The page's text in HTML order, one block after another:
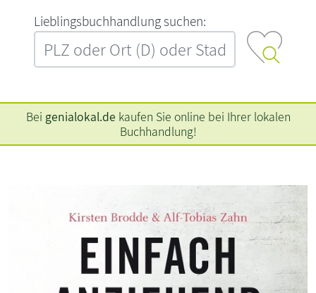
L‍i‍e‍b‍l‍i‍n‍g‍s‍b‍u‍c‍h‍h‍a‍n‍d‍l‍u‍n‍g‍ ‍s‍u‍c‍h‍e‍n‍:‍
Bei genialokal.de kaufen Sie online bei Ihrer lokalen
Buchhandlung!